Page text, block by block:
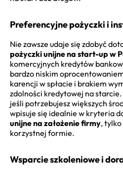
Preferencyjne pożyczki i
Nie zawsze udaje się zdobyć
pożyczki unijne na start-up w
komercyjnych kredytów
bardzo niskim
karencji w spłacie i brakiem
zdolności kredytowej na
jeśli potrzebujesz większych
wpisuje się idealnie w kryteria
unijne na założenie firmy,
korzystnej formie.
Wsparcie szkoleniowe i